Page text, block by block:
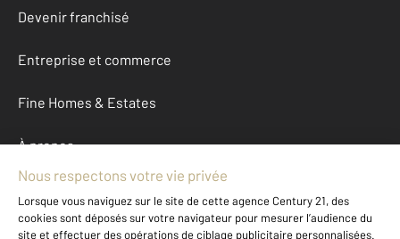
Devenir franchisé
Entreprise et commerce
Fine Homes & Estates
À propos
International
Nous contacter